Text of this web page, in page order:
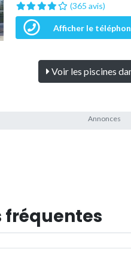
(365 avis)
Afficher le
Voir les piscines
fréquentes